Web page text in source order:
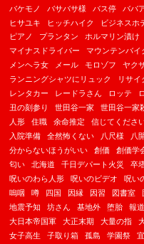
バケモノ
バサバサ様 バス停 ババ
ヒサユキ
ヒッチハイク ビジネスホ
ピアノ
プランタン ホルマリン漬け
マイナスドライバー
マウンテンバイ
メンヘラ女
メール モロゾフ ヤク
ランニングシャツにリュック
リサイ
レンタカー
レードラさん ロッテ
丑の刻参り
世田谷一家 世田谷一家
人形
住職 余命推定 信じてくださ
入院準備
全然怖くない 八尺様 八
分からないほうがいい
創価 創価学
匂い
北海道 千日デパート火災 卒
呪いのわら人形
呪いのビデオ 呪い
嗚咽
噂 四国 因縁 因習 図書室
地震予知
坊さん 基地外 堕胎 報
大日本帝国軍
大正末期 大量の指
女子高生
子取り箱 孤島 学園祭